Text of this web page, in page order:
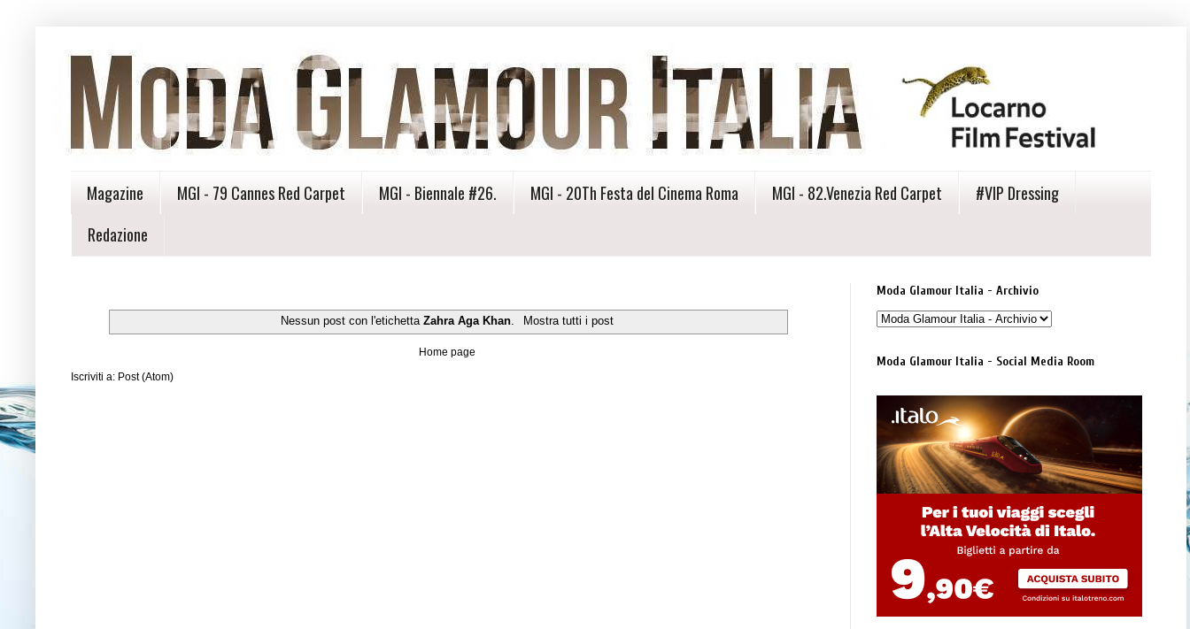
Magazine MGI - 79 Cannes Red Carpet MGI - Biennale #26. MGI - 20Th Festa del Cinema Roma MGI - 82.Venezia Red Carpet
#VIP Dressing
Redazione
Nessun post con l'etichettaZahra Aga Khan. Mostra tutti i post
Home page
Iscriviti a: Post (Atom)
Moda Glamour Italia - Archivio
Moda Glamour Italia - Social Media Room